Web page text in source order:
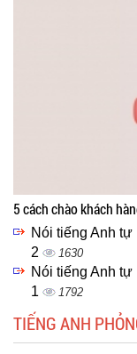
5 cách chào khách
Nói tiếng Anh
2
1630
Nói tiếng Anh
1
1792
TIẾNG ANH